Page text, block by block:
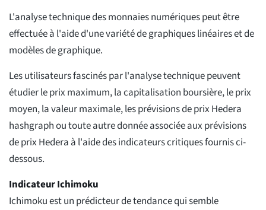
L'analyse technique des monnaies numériques peut être
effectuée à l'aide d'une variété de graphiques linéaires et de
modèles de graphique.
Les utilisateurs fascinés par l'analyse technique peuvent
étudier le prix maximum, la capitalisation boursière, le prix
moyen, la valeur maximale, les prévisions de prix Hedera
hashgraph ou toute autre donnée associée aux prévisions
de prix Hedera à l'aide des indicateurs critiques fournis ci-
dessous.
Indicateur Ichimoku
Ichimoku est un prédicteur de tendance qui semble